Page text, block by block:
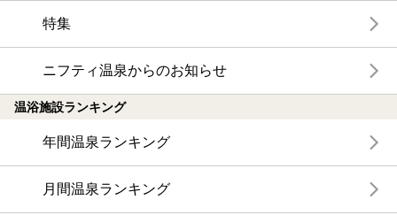
特集
ニフティ温泉からのお知らせ
温浴施設ランキング
年間温泉ランキング
月間温泉ランキング